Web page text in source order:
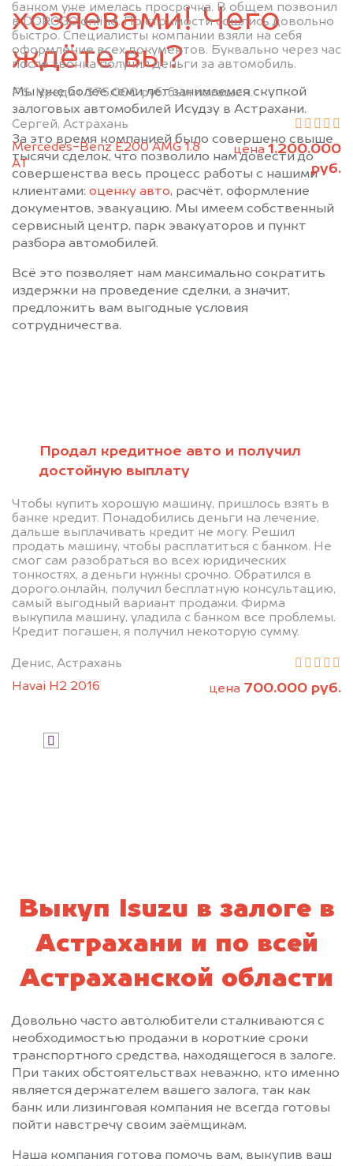
банком уже имелась просрочка. В общем позвонил
в DOROGO.online. По стоимости сошлись довольно
быстро. Специалисты компании взяли на себя
оформление всех документов. Буквально через час
после звонка получил деньги за автомобиль.
P.S. Кредит 375.000 руб. был погашен.
Сергей, Астрахань
Mercedes-Benz E200 AMG 1.8
АТ
цена 1.200.000
руб.
Продал кредитное авто и получил
достойную выплату
Чтобы купить хорошую машину, пришлось взять в
банке кредит. Понадобились деньги на лечение,
дальше выплачивать кредит не могу. Решил
продать машину, чтобы расплатиться с банком. Не
смог сам разобраться во всех юридических
тонкостях, а деньги нужны срочно. Обратился в
дорого.онлайн, получил бесплатную консультацию,
самый выгодный вариант продажи. Фирма
выкупила машину, уладила с банком все проблемы.
Кредит погашен, я получил некоторую сумму.
Денис, Астрахань
Havai H2 2016
цена 700.000 руб.
хозяевами! Чего
ждёте вы?
Мы уже более семи лет занимаемся скупкой
залоговых автомобилей Исудзу в Астрахани.
За это время компанией было совершено свыше
тысячи сделок, что позволило нам довести до
совершенства весь процесс работы с нашими
клиентами: оценку авто, расчёт, оформление
документов, эвакуацию. Мы имеем собственный
сервисный центр, парк эвакуаторов и пункт
разбора автомобилей.
Всё это позволяет нам максимально сократить
издержки на проведение сделки, а значит,
предложить вам выгодные условия
сотрудничества.
551-81-15
Мы проконсультируем вас и
рассчитаем стоимость вашего
автомобиля.
Узнать цену
Выкуп Isuzu в залоге в
Астрахани и по всей
Астраханской области
Довольно часто автолюбители сталкиваются с
необходимостью продажи в короткие сроки
транспортного средства, находящегося в залоге.
При таких обстоятельствах неважно, кто именно
является держателем вашего залога, так как
банк или лизинговая компания не всегда готовы
пойти навстречу своим заёмщикам.
Наша компания готова помочь вам, выкупив ваш